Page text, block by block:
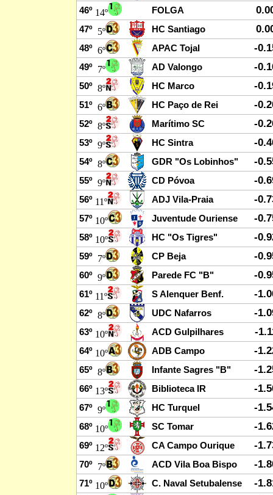
46º 14º FOLGA
47º 5º HC Santiago
48º 6º APAC Tojal -
49º 7º AD Valongo -
50º 8º HC Marco -
51º 6º HC Paço de Rei -
52º 8º Marítimo SC -
53º 9º HC Sintra -
54º 8º GDR "Os Lobinhos" -
55º 9º CD Póvoa -
56º 11º ADJ Vila-Praia -
57º 10º Juventude Ouriense -
58º 10º HC "Os Tigres" -
59º 7º CP Beja -
60º 9º Parede FC "B" -
61º 11º S Alenquer Benf. -
62º 8º UDC Nafarros -
63º 10º ACD Gulpilhares -
64º 10º ADB Campo -
65º 8º Infante Sagres "B" -
66º 13º Biblioteca IR -
67º 9º HC Turquel -
68º 10º SC Tomar -
69º 12º CA Campo Ourique -
70º 7º ACD Vila Boa Bispo -
71º 10º C. Naval Setubalense -